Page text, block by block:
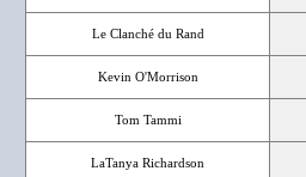
Le Clanché du Rand
Kevin O'Morrison
Tom Tammi
LaTanya Richardson